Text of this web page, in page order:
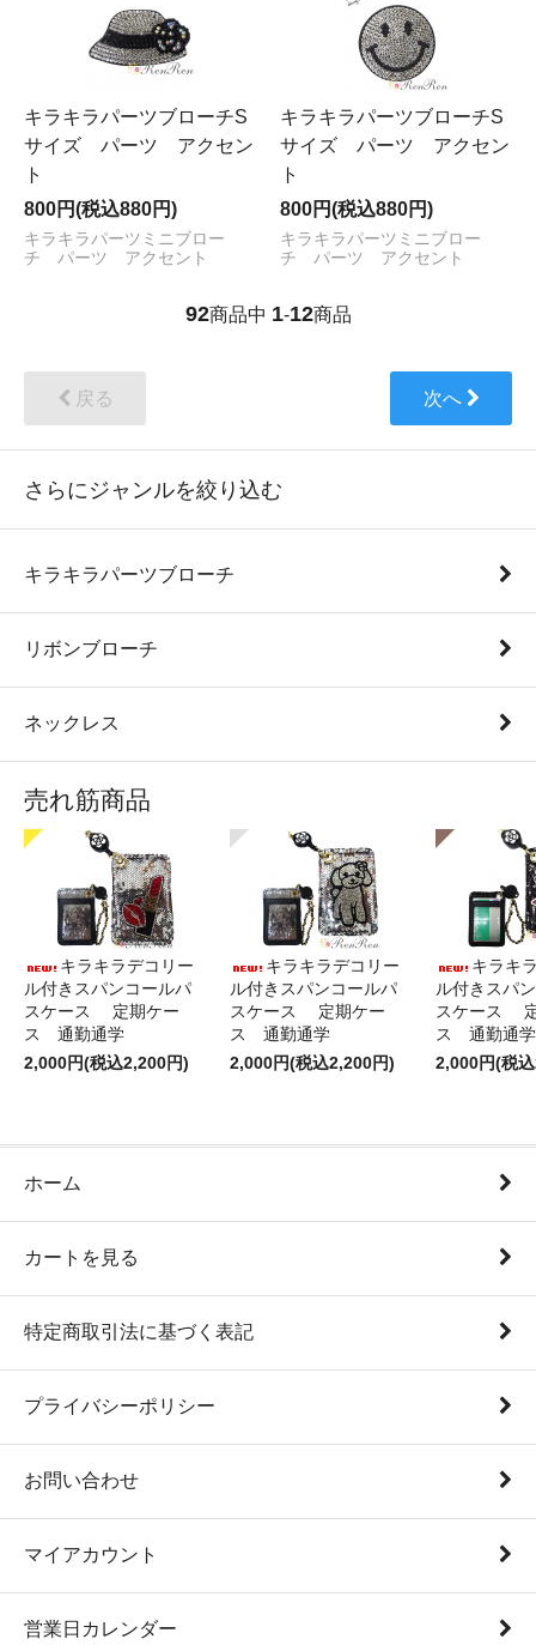
キラキラパーツブローチS
サイズ パーツ アクセン
ト
800円(税込880円)
キラキラパーツミニブロー
チ パーツ アクセント
キラキラパーツブローチS
サイズ パーツ アクセン
ト
800円(税込880円)
キラキラパーツミニブロー
チ パーツ アクセント
92商品中 1-12商品
戻る 次へ
さらにジャンルを絞り込む
キラキラパーツブローチ
リボンブローチ
ネックレス
売れ筋商品
キラキラデコリー
ル付きスパンコールパ
スケース 定期ケー
ス 通勤通学
2,000円(税込2,200円)
キラキラデコリー
ル付きスパンコールパ
スケース 定期ケー
ス 通勤通学
2,000円(税込2,200円)
キラキ
ル付きスパ
スケース
ス 通勤通学
2,000円(税
ホーム
カートを見る
特定商取引法に基づく表記
プライバシーポリシー
お問い合わせ
マイアカウント
営業日カレンダー